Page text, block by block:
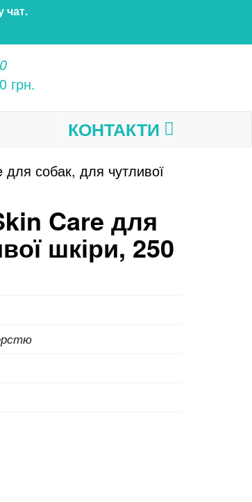
чат.
0
0 грн.
КОНТАКТИ
собак, для чутливої
Care для
шкіри, 250